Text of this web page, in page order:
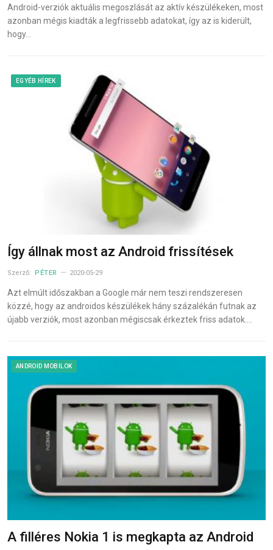
Android-verziók aktuális megoszlását az aktív készülékeken, most
azonban mégis kiadták a legfrissebb adatokat, így az is kiderült,
hogy…
EGYÉB HÍREK
Így állnak most az Android frissítések
Szerző: PÉTER 2020-05-29
Azt elmúlt időszakban a Google már nem teszi rendszeresen
közzé, hogy az androidos készülékek hány százalékán futnak az
újabb verziók, most azonban mégiscsak érkeztek friss adatok.…
ANDROID MOBILOK
A filléres Nokia 1 is megkapta az Android